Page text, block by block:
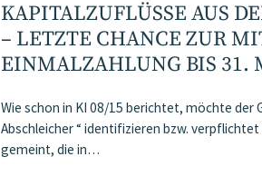
KAPITALZUFLÜSSE AUS
– LETZTE CHANCE ZUR
EINMALZAHLUNG BIS 31.
Wie schon in KI 08/15 berichtet, möchte der
Abschleicher “ identifizieren bzw.
gemeint, die in…